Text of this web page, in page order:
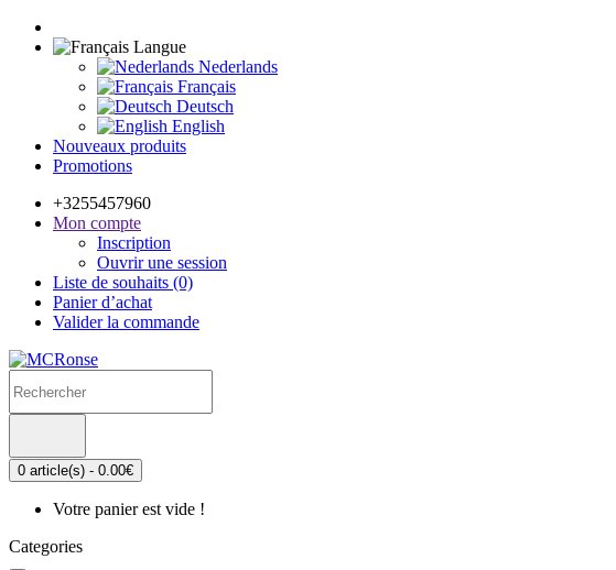
Langue
Nederlands
Français
Deutsch
English
Nouveaux produits
Promotions
+3255457960
Mon compte
Inscription
Ouvrir une session
Liste de souhaits (0)
Panier d’achat
Valider la commande
0 article(s) - 0.00€
Votre panier est vide !
Categories